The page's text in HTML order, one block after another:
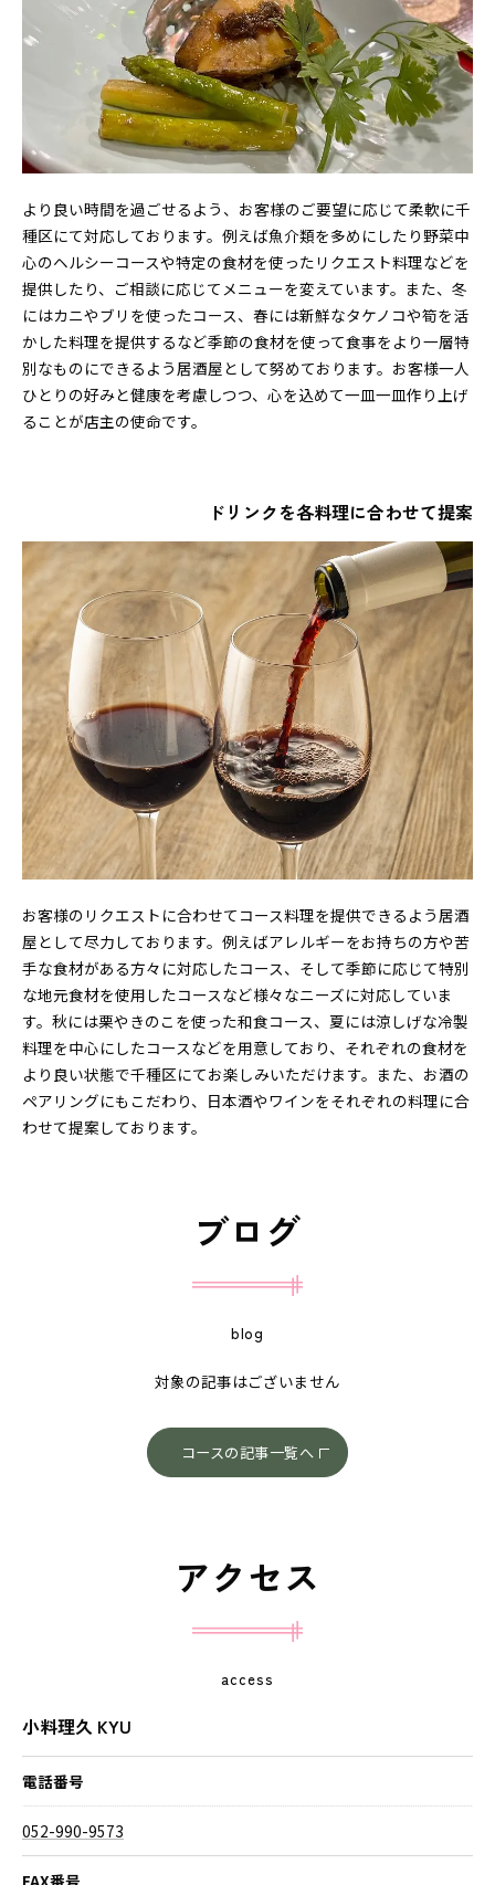
より良い時間を過ごせるよう、お客様のご要望に応じて柔軟に千
種区にて対応しております。例えば魚介類を多めにしたり野菜中
心のヘルシーコースや特定の食材を使ったリクエスト料理などを
提供したり、ご相談に応じてメニューを変えています。また、冬
にはカニやブリを使ったコース、春には新鮮なタケノコや筍を活
かした料理を提供するなど季節の食材を使って食事をより一層特
別なものにできるよう居酒屋として努めております。お客様一人
ひとりの好みと健康を考慮しつつ、心を込めて一皿一皿作り上げ
ることが店主の使命です。
ドリンクを各料理に合わせて提案
お客様のリクエストに合わせてコース料理を提供できるよう居酒
屋として尽力しております。例えばアレルギーをお持ちの方や苦
手な食材がある方々に対応したコース、そして季節に応じて特別
な地元食材を使用したコースなど様々なニーズに対応していま
す。秋には栗やきのこを使った和食コース、夏には涼しげな冷製
料理を中心にしたコースなどを用意しており、それぞれの食材を
より良い状態で千種区にてお楽しみいただけます。また、お酒の
ペアリングにもこだわり、日本酒やワインをそれぞれの料理に合
わせて提案しております。
ブログ
blog
対象の記事はございません
コースの記事一覧へ
access
アクセス
小料理久 KYU
電話番号
052-990-9573
FAX番号